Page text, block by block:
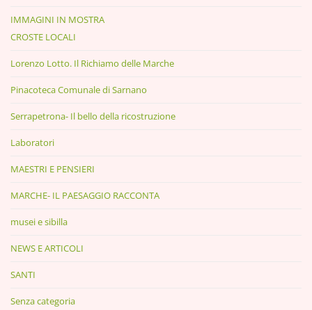
IMMAGINI IN MOSTRA
CROSTE LOCALI
Lorenzo Lotto. Il Richiamo delle Marche
Pinacoteca Comunale di Sarnano
Serrapetrona- Il bello della ricostruzione
Laboratori
MAESTRI E PENSIERI
MARCHE- IL PAESAGGIO RACCONTA
musei e sibilla
NEWS E ARTICOLI
SANTI
Senza categoria